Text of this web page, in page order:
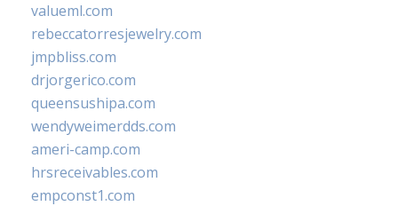
valueml.com
rebeccatorresjewelry.com
jmpbliss.com
drjorgerico.com
queensushipa.com
wendyweimerdds.com
ameri-camp.com
hrsreceivables.com
empconst1.com